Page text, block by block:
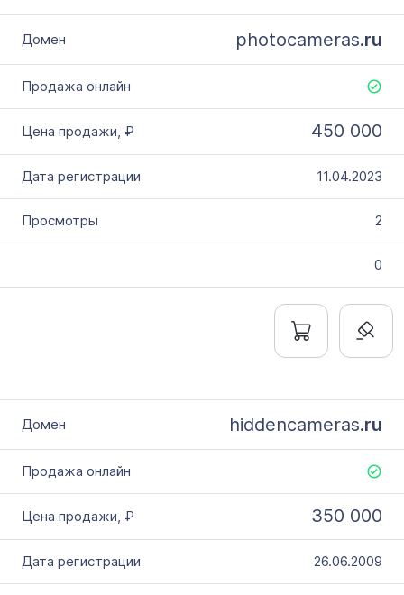
photocameras.ru
450 000
11.04.2023
2
0
hiddencameras.ru
350 000
26.06.2009